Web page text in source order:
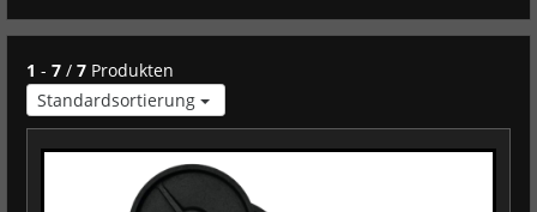
1 - 7 / 7 Produkten
Standardsortierung